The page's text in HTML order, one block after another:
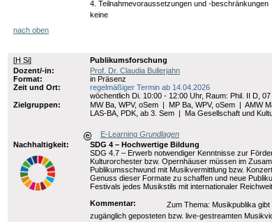
4. Teilnahmevoraussetzungen und -beschränkungen
keine
nach oben
[H Si]
Publikumsforschung
Dozent/-in:
Prof. Dr. Claudia Bullerjahn
Format:
in Präsenz
Zeit und Ort:
regelmäßiger Termin ab 14.04.2026
wöchentlich Di. 10:00 - 12:00 Uhr, Raum: Phil. II D, 07
Zielgruppen:
MW Ba, WPV, oSem | MP Ba, WPV, oSem | AMW
LAS-BA, PDK, ab 3. Sem | Ma Gesellschaft und
E-Learning Grundlagen
Nachhaltigkeit:
SDG 4 – Hochwertige Bildung
SDG 4.7 – Erwerb notwendiger Kenntnisse zur
Kulturorchester bzw. Opernhäuser müssen im
Publikumsschwund mit Musikvermittlung bzw.
Genuss dieser Formate zu schaffen und neue
Festivals jedes Musikstils mit internationaler
Kommentar:
Zum Thema: Musikpublika
zugänglich geposteten bzw. live-gestreamten